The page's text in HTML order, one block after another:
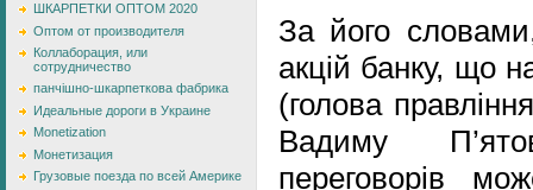
ШКАРПЕТКИ ОПТОМ 2020
Оптом от производителя
Коллаборация, или
сотрудничество
панчішно-шкарпеткова фабрика
Идеальные дороги в Украине
Monetization
Монетизация
Грузовые поезда по всей Америке
За його
акцій банку, що
(голова
Вадиму
переговорів